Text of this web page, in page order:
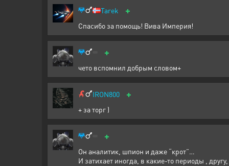
Tarek +
Спасибо за помощь! Вива Империя!
+
чето вспомнил добрым словом+
IRON800 +
+ за торг )
+
Он аналитик, шпион и даже “крот”…
И затихает иногда, в какие-то периоды ,